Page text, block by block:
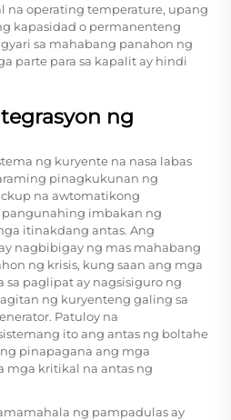
na operating temperature, upang
kapasidad o permanenteng
sa mahabang panahon ng
parte para sa kapalit ay hindi
ng
ng kuryente na nasa labas
pinagkukunan ng
na awtomatikong
imbakan ng
itinakdang antas. Ang
nagbibigay ng mas mahabang
ng krisis, kung saan ang mga
paglipat ay nagsisiguro ng
ng kuryenteng galing sa
Patuloy na
ito ang antas ng boltahe
pinapagana ang mga
mga kritikal na antas ng
ng pampadulas ay